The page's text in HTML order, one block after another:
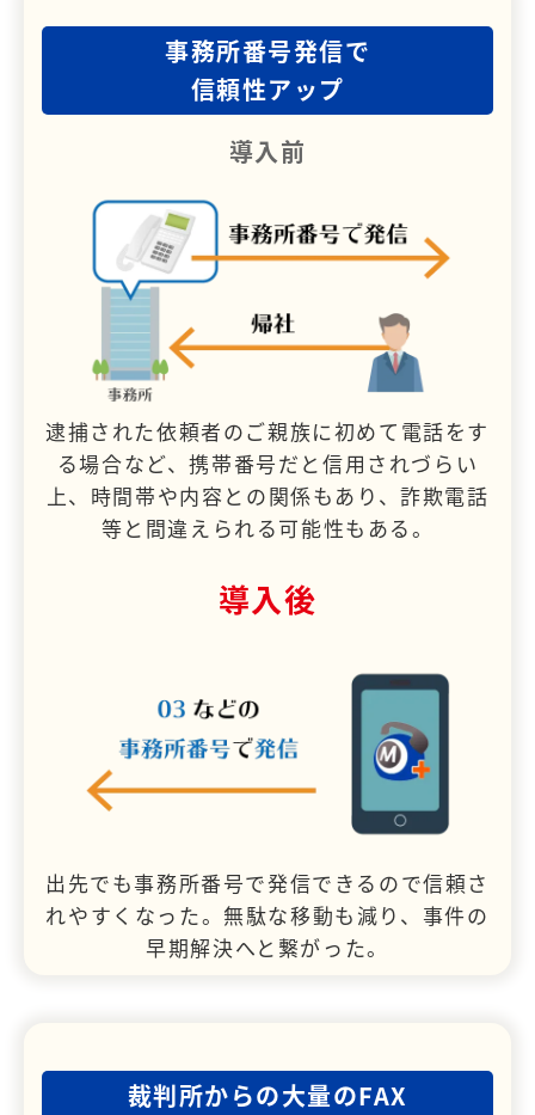
事務所番号発信で
信頼性アップ
導入前
逮捕された依頼者のご親族に初めて電話をす
る場合など、携帯番号だと信用されづらい
上、時間帯や内容との関係もあり、詐欺電話
等と間違えられる可能性もある。
導入後
出先でも事務所番号で発信できるので信頼さ
れやすくなった。無駄な移動も減り、事件の
早期解決へと繋がった。
裁判所からの大量のFAX